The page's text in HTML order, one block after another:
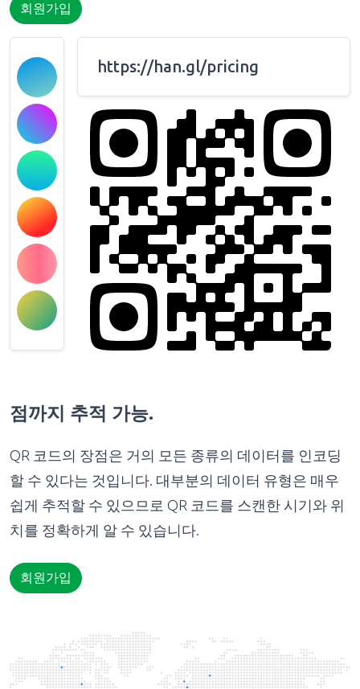
회원가입
https://han.gl/pricing
점까지 추적 가능.
QR 코드의 장점은 거의 모든 종류의 데이터를 인코딩
할 수 있다는 것입니다. 대부분의 데이터 유형은 매우
쉽게 추적할 수 있으므로 QR 코드를 스캔한 시기와 위
치를 정확하게 알 수 있습니다.
회원가입